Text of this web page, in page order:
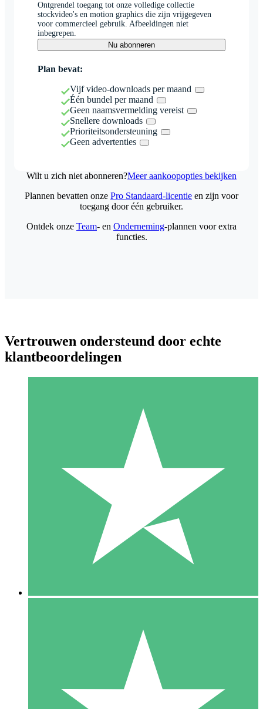
Ontgrendel toegang tot onze volledige collectie
stockvideo's en motion graphics die zijn vrijgegeven
voor commercieel gebruik. Afbeeldingen niet
inbegrepen.
Nu abonneren
Plan bevat:
Vijf video-downloads per maand
Één bundel per maand
Geen naamsvermelding vereist
Snellere downloads
Prioriteitsondersteuning
Geen advertenties
Wilt u zich niet abonneren?Meer aankoopopties bekijken
Individuele Creditpakketten
Betaal per gebruik met downloadtegoeden. Geen maandelijkse
1000
10 Downloaden
20 00
Plannen bevatten onze Pro Standaard-licentie en zijn voor
toegang door één gebruiker.
Ontdek onze Team- en Onderneming-plannen voor extra
functies.
Vertrouwen ondersteund door echte
klantbeoordelingen